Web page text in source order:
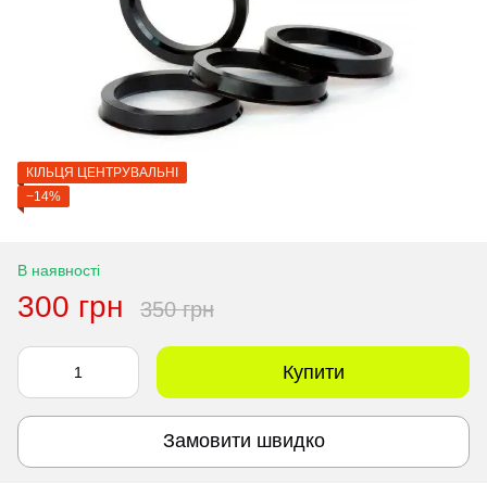
КІЛЬЦЯ ЦЕНТРУВАЛЬНІ
−14%
В наявності
300 грн 350 грн
Купити
Замовити швидко